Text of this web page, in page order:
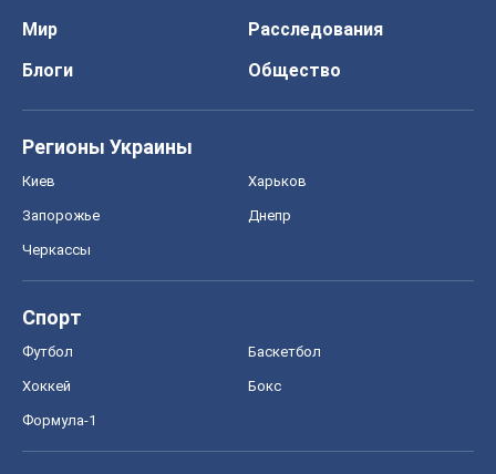
Мир
Расследования
Блоги
Общество
Регионы Украины
Киев Харьков
Запорожье Днепр
Черкассы
Спорт
Футбол Баскетбол
Хоккей Бокс
Формула-1